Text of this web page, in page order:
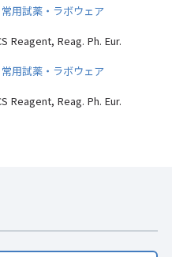
常用試薬・ラボウェア
Reagent, Reag. Ph. Eur.
常用試薬・ラボウェア
Reagent, Reag. Ph. Eur.